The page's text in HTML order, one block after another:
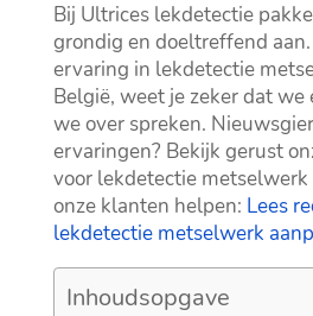
Bij Ultrices lekdetectie
grondig en doeltreffend
ervaring in lekdetectie
België, weet je zeker dat
we over spreken.​
ervaringen? Bekijk gerust
voor lekdetectie
onze klanten helpen: Lees
lekdetectie metselwerk
Inhoudsopgave